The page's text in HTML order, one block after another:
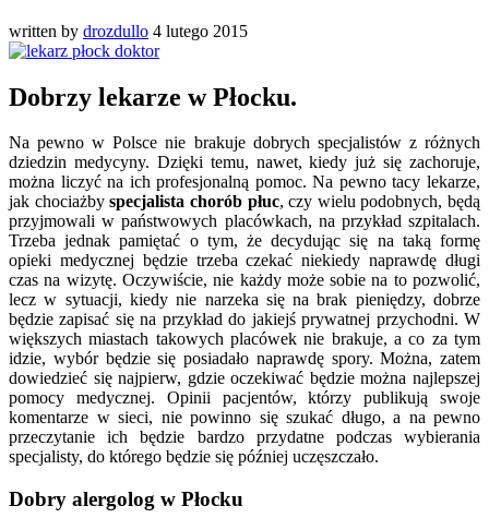
written by drozdullo 4 lutego 2015
Dobrzy lekarze w Płocku.
Na pewno w Polsce nie brakuje dobrych specjalistów z różnych
dziedzin medycyny. Dzięki temu, nawet, kiedy już się zachoruje,
można liczyć na ich profesjonalną pomoc. Na pewno tacy lekarze,
jak chociażbyspecjalista chorób płuc, czy wielu podobnych, będą
przyjmowali w państwowych placówkach, na przykład szpitalach.
Trzeba jednak pamiętać o tym, że decydując się na taką formę
opieki medycznej będzie trzeba czekać niekiedy naprawdę długi
czas na wizytę. Oczywiście, nie każdy może sobie na to pozwolić,
lecz w sytuacji, kiedy nie narzeka się na brak pieniędzy, dobrze
będzie zapisać się na przykład do jakiejś prywatnej przychodni. W
większych miastach takowych placówek nie brakuje, a co za tym
idzie, wybór będzie się posiadało naprawdę spory. Można, zatem
dowiedzieć się najpierw, gdzie oczekiwać będzie można najlepszej
pomocy medycznej. Opinii pacjentów, którzy publikują swoje
komentarze w sieci, nie powinno się szukać długo, a na pewno
przeczytanie ich będzie bardzo przydatne podczas wybierania
specjalisty, do którego będzie się później uczęszczało.
Dobry alergolog w Płocku